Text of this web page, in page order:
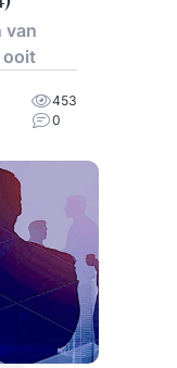
van
ooit
453
0